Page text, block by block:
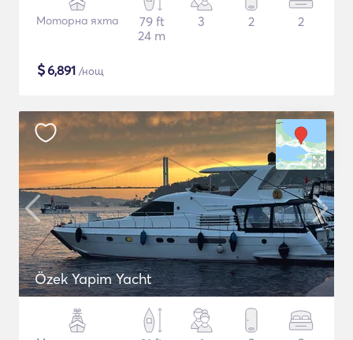
Моторна яхта
79 ft
24 m
3 2 2
$6,891 /нощ
Özek Yapim Yacht